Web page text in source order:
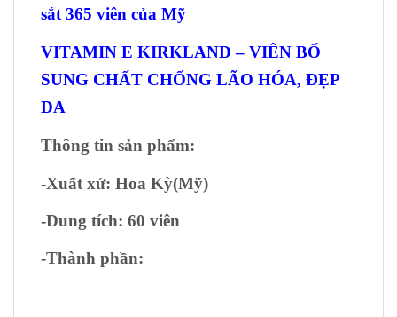
sắt 365 viên của Mỹ
VITAMIN E KIRKLAND – VIÊN BỔ
SUNG CHẤT CHỐNG LÃO HÓA, ĐẸP
DA
Thông tin sản phẩm:
-Xuất xứ: Hoa Kỳ(Mỹ)
-Dung tích: 60 viên
-Thành phần: